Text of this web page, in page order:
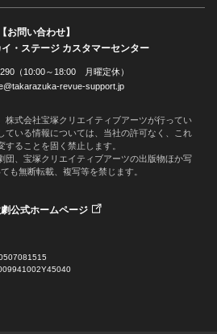
【お問い合わせ】
・ステージ カスタマーセンター
（10:00～18:00 月曜定休）
revue-support.jp
株式会社宝塚クリエイティブアーツが行ってい
ている情報については、当社の許可なく、これ
することを固く禁止します。
団、宝塚クリエイティブアーツの出版物ほか写
も無断転載、複写等を禁じます。
公式ホームページ